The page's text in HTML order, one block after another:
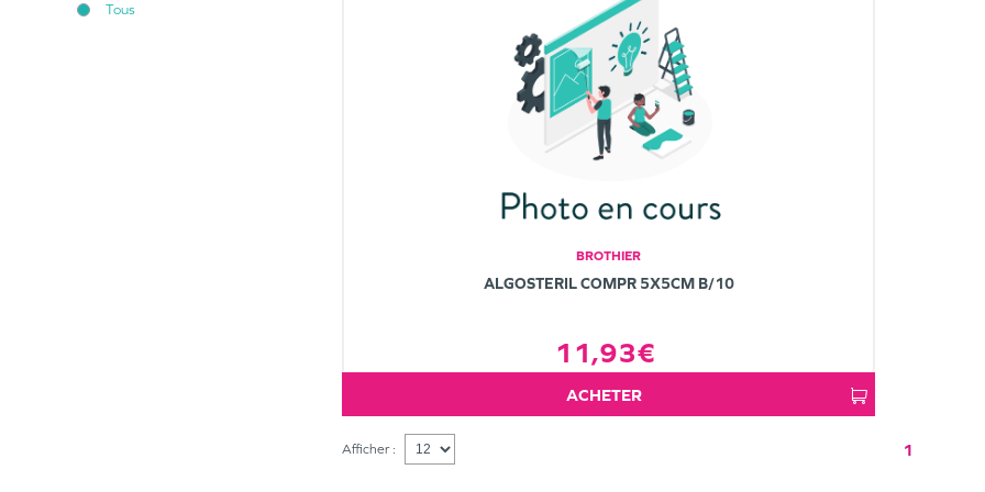
Tous
BROTHIER
ALGOSTERIL COMPR 5X5CM B/10
11,93€
ACHETER
Afficher : 1